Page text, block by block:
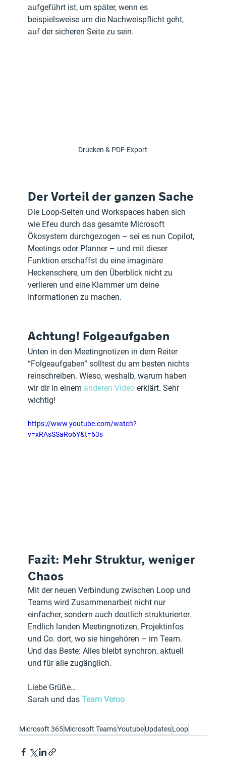
aufgeführt ist, um später, wenn es
beispielsweise um die Nachweispflicht geht,
auf der sicheren Seite zu sein.
Drucken & PDF-Export
Der Vorteil der ganzen Sache
Die Loop-Seiten und Workspaces haben sich
wie Efeu durch das gesamte Microsoft
Ökosystem durchgezogen – sei es nun Copilot,
Meetings oder Planner – und mit dieser
Funktion erschaffst du eine imaginäre
Heckenschere, um den Überblick nicht zu
verlieren und eine Klammer um deine
Informationen zu machen.
Achtung! Folgeaufgaben
Unten in den Meetingnotizen in dem Reiter
“Folgeaufgaben“ solltest du am besten nichts
reinschreiben. Wieso, weshalb, warum haben
wir dir in einem anderen Video erklärt. Sehr
wichtig!
https://www.youtube.com/watch?
v=xRAsSSaRo6Y&t=63s
Fazit: Mehr Struktur, weniger
Chaos
Mit der neuen Verbindung zwischen Loop und
Teams wird Zusammenarbeit nicht nur
einfacher, sondern auch deutlich strukturierter.
Endlich landen Meetingnotizen, Projektinfos
und Co. dort, wo sie hingehören – im Team.
Und das Beste: Alles bleibt synchron, aktuell
und für alle zugänglich.
Liebe Grüße…
Sarah und das Team Veroo
Microsoft 365Microsoft TeamsYoutubeUpdatesLoop